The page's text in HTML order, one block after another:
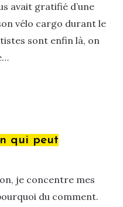
avait gratifié d’une
vélo cargo durant le
sont enfin là, on
qui peut
je concentre mes
du comment.